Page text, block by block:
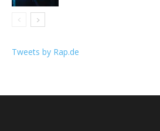
Tweets by Rap.de